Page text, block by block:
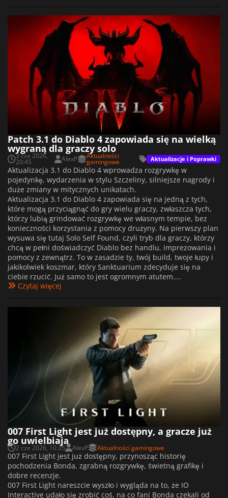
Patch 3.1 do Diablo 4 zapowiada się na wielką
wygraną dla graczy solo
3 cze 2026,
20:45 AlexP Aktualności
gamingowe Aktualizacje i Poprawki
Aktualizacja 3.1 do Diablo 4 wprowadza rozgrywkę w
pojedynkę, wydarzenia w stylu Szczeliny, silniejsze nagrody i
duże zmiany w mitycznych unikatach.
Aktualizacja 3.1 do Diablo 4 zapowiada się na jedną z tych,
które mogą przyciągnąć do gry wielu graczy, zwłaszcza tych,
którzy lubią grindować rozgrywkę we własnym tempie, bez
konieczności korzystania z pomocy drużyny. Na pierwszy plan
wysuwa się tutaj Solo Self Found, czyli tryb dla graczy, którzy
chcą w pełni doświadczyć Diablo bez handlu, imprezowania i
pomocy z zewnątrz. To w zasadzie ty, twój build, twoje łupy i
jakikolwiek koszmar, który Sanktuarium zdecyduje się na
ciebie rzucić. Już samo to jest ogromnym atutem....
Czytaj więcej
007 First Light jest już dostępny, a gracze już
go uwielbiają
2 cze 2026, 10:35 AlexP Aktualności gamingowe
007 First Light jest już dostępny, przynosząc historię
pochodzenia Bonda, zgrabną rozgrywkę, świetną grafikę i
dobre recenzje.
007 First Light nareszcie wyszło i wygląda na to, że IO
Interactive udało się zrobić coś, na co fani Bonda czekali od